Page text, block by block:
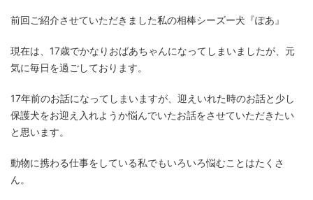
前回ご紹介させていただきました私の相棒シーズー犬『ぽあ』
現在は、17歳でかなりおばあちゃんになってしまいましたが、元
気に毎日を過ごしております。
17年前のお話になってしまいますが、迎えいれた時のお話と少し
保護犬をお迎え入れようか悩んでいたお話をさせていただきたい
と思います。
動物に携わる仕事をしている私でもいろいろ悩むことはたくさ
ん。